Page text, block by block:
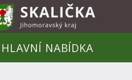
HLAVNÍ NABÍDKA